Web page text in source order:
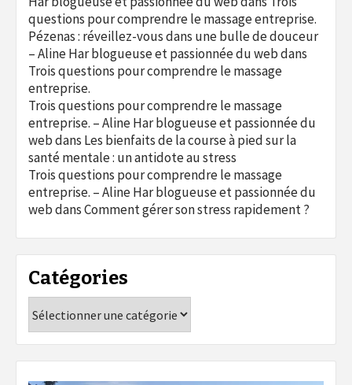
questions pour comprendre le massage entreprise.
Pézenas : réveillez-vous dans une bulle de douceur
– Aline Har blogueuse et passionnée du webdans
Trois questions pour comprendre le massage
entreprise.
Trois questions pour comprendre le massage
entreprise. – Aline Har blogueuse et passionnée du
webdans Les bienfaits de la course à pied sur la
santé mentale : un antidote au stress
Trois questions pour comprendre le massage
entreprise. – Aline Har blogueuse et passionnée du
webdansComment gérer son stress rapidement ?
Catégories